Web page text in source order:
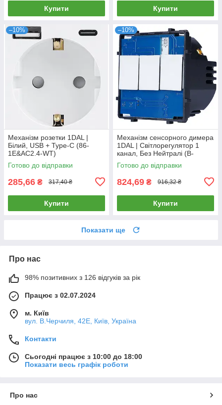
Купити Купити
–10%
Механізм розетки 1DAL |
Білий, USB + Type-C (86-
1E&AC2.4-WT)
Готово до відправки
285,66 ₴ 317,40 ₴
Купити
–10%
Механізм сенсорного димера
1DAL | Світлорегулятор 1
канал, Без Нейтралі (B-
D101L)
Готово до відправки
824,69 ₴ 916,32 ₴
Купити
Показати ще
Про нас
98% позитивних з 126 відгуків за рік
Працює з 02.07.2024
м. Київ
вул. В.Черчиля, 42Е, Київ, Україна
Контакти
Сьогодні працює з 10:00 до 18:00
Показати весь графік роботи
Про нас